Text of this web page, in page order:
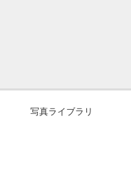
写真ライブラリ